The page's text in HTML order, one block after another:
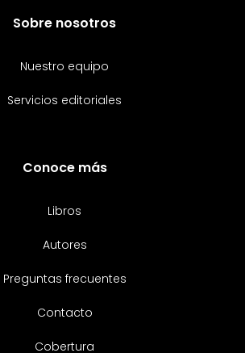
Sobre nosotros
Nuestro equipo
Servicios editoriales
Conoce más
Libros
Autores
Preguntas frecuentes
Contacto
Cobertura